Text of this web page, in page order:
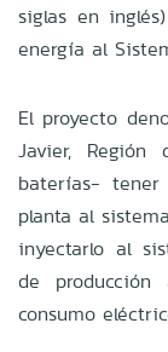
siglas en
energía al
El proyecto
Javier,
baterías-
planta al
inyectarlo al
de
consumo